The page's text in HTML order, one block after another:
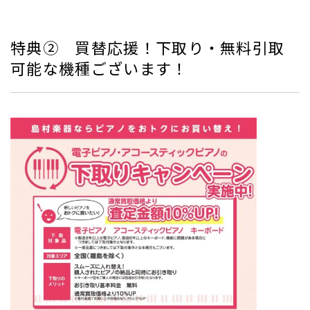
特典② 買替応援！下取り・無料引取
可能な機種ございます！